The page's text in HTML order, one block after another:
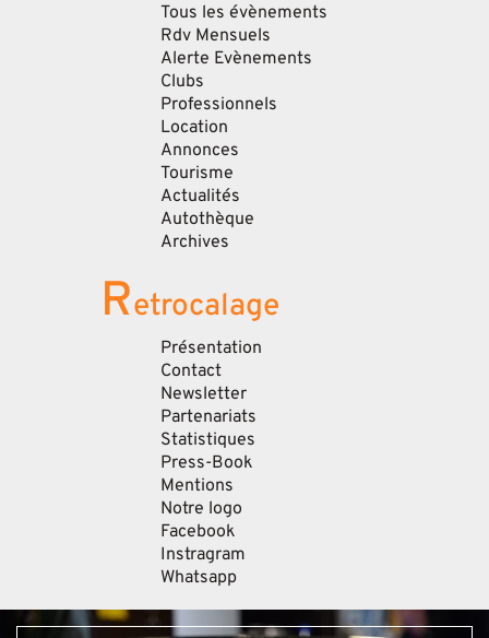
Tous les évènements
Rdv Mensuels
Alerte Evènements
Clubs
Professionnels
Location
Annonces
Tourisme
Actualités
Autothèque
Archives
Retrocalage
Présentation
Contact
Newsletter
Partenariats
Statistiques
Press-Book
Mentions
Notre logo
Facebook
Instragram
Whatsapp